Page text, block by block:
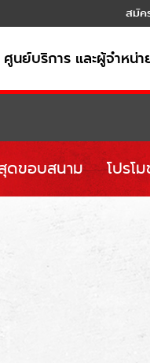
สมัค
ศูนย์บริการ และผู้จำหน่า
ดขอบสนาม โปรโ